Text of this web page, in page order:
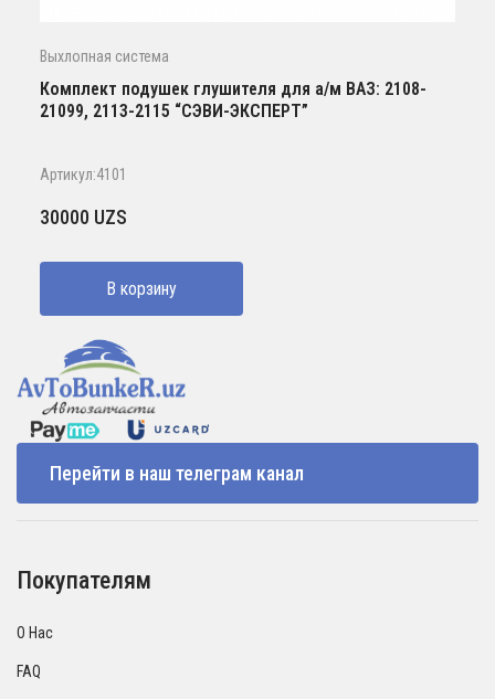
Выхлопная система
Комплект подушек глушителя для а/м ВАЗ: 2108-
21099, 2113-2115 “СЭВИ-ЭКСПЕРТ”
Артикул:4101
30000 UZS
В корзину
Перейти в наш телеграм канал
Покупателям
О Нас
FAQ